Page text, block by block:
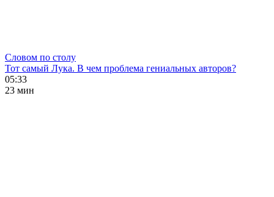
Словом по столу
Тот самый Лука. В чем проблема гениальных авторов?
05:33
23 мин